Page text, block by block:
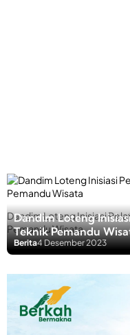
Dandim Loteng Inisiasi
Pemandu Wisata
Dandim Loteng
Teknik Pemandu
Berita4 Desember 2023